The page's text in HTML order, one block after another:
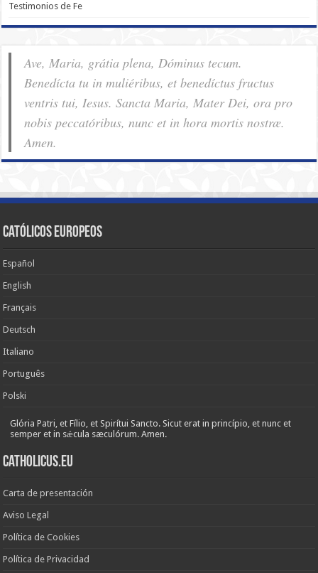
Testimonios de Fe
Ave, Maria, grátia plena, Dóminus tecum.
Benedícta tu in muliéribus, et benedíctus fructus
ventris tui, Iesus. Sancta Maria, Mater Dei, ora pro
nobis pec­ca­tóribus, nunc et in hora mortis nostræ.
Amen.
Católicos Europeos
Español
English
Français
Deutsch
Italiano
Português
Polski
Glória Patri, et Fílio, et Spirítui Sancto. Sicut erat in princípio, et nunc et
semper et in sǽcula sæculórum. Amen.
Catholicus.eu
Carta de presentación
Aviso Legal
Política de Cookies
Política de Privacidad